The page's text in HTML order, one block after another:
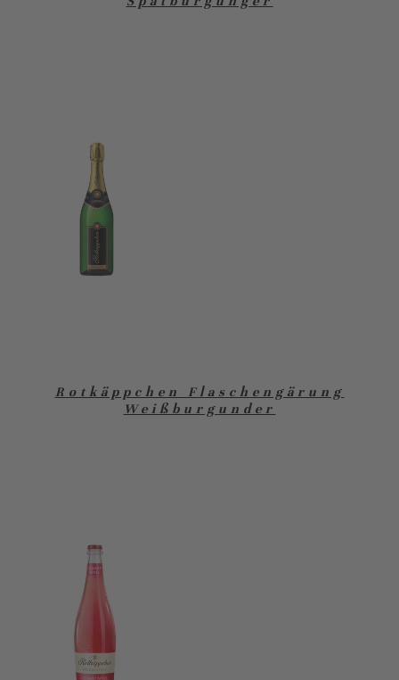
Rotkäppchen Flaschengärung
Weißburgunder